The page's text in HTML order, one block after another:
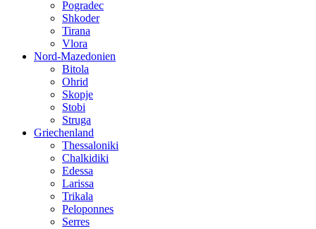
Pogradec
Shkoder
Tirana
Vlora
Nord-Mazedonien
Bitola
Ohrid
Skopje
Stobi
Struga
Griechenland
Thessaloniki
Chalkidiki
Edessa
Larissa
Trikala
Peloponnes
Serres